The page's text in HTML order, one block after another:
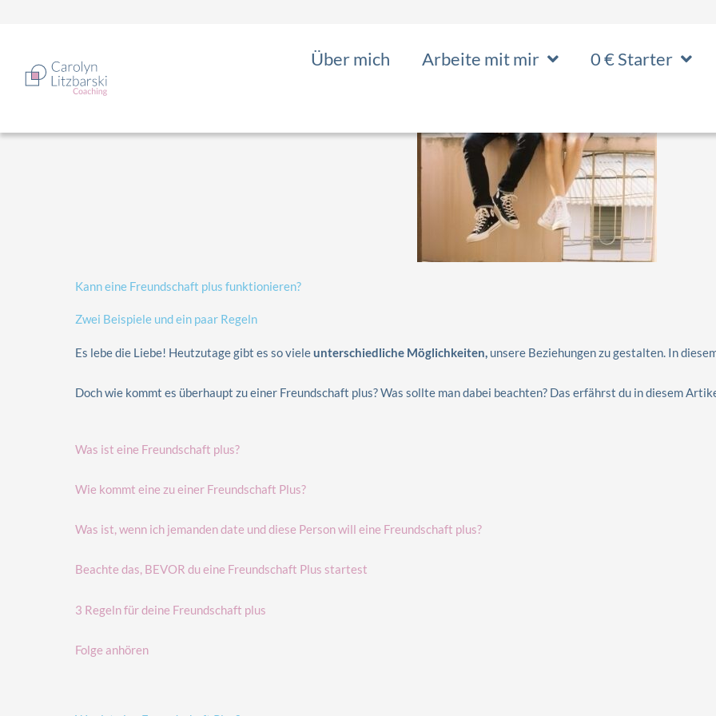
Über mich Arbeite mit mir 0 € Starter
Kann eine Freundschaft plus funktionieren?
Zwei Beispiele und ein paar Regeln
Es lebe die Liebe! Heutzutage gibt es so vieleunterschiedliche Möglichkeiten, unsere Beziehungen zu gestalten. In
Doch wie kommt es überhaupt zu einer Freundschaft plus? Was sollte man dabei beachten? Das erfährst du in diesem
Was ist eine Freundschaft plus?
Wie kommt eine zu einer Freundschaft Plus?
Was ist, wenn ich jemanden date und diese Person will eine Freundschaft plus?
Beachte das, BEVOR du eine Freundschaft Plus startest
3 Regeln für deine Freundschaft plus
Folge anhören